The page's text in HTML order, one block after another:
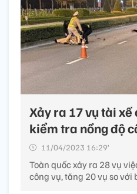
Xảy ra 17 vụ tài
kiểm tra nồng độ
11/04/2023 16:29’
Toàn quốc xảy ra 28 vụ
công vụ, tăng 20 vụ so